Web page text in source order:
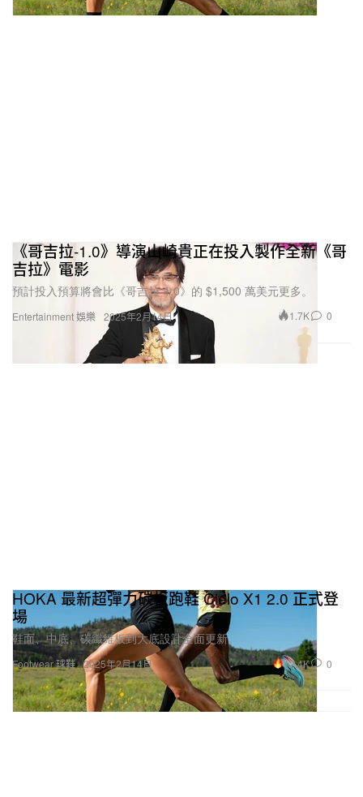
Entertainment 娛樂
《哥吉拉-1.0》導演山崎貴正在投入製作全新《哥
吉拉》電影
預計投入預算將會比《哥吉拉-1.0》的 $1,500 萬美元更多。
2025年2月14日 1.7K 0
Footwear 球鞋
HOKA 最新超彈力碳板跑鞋 Cielo X1 2.0 正式登
場
鞋面、中底、碳纖維板到大底設計全面更新。
2025年2月14日 12.4K 0